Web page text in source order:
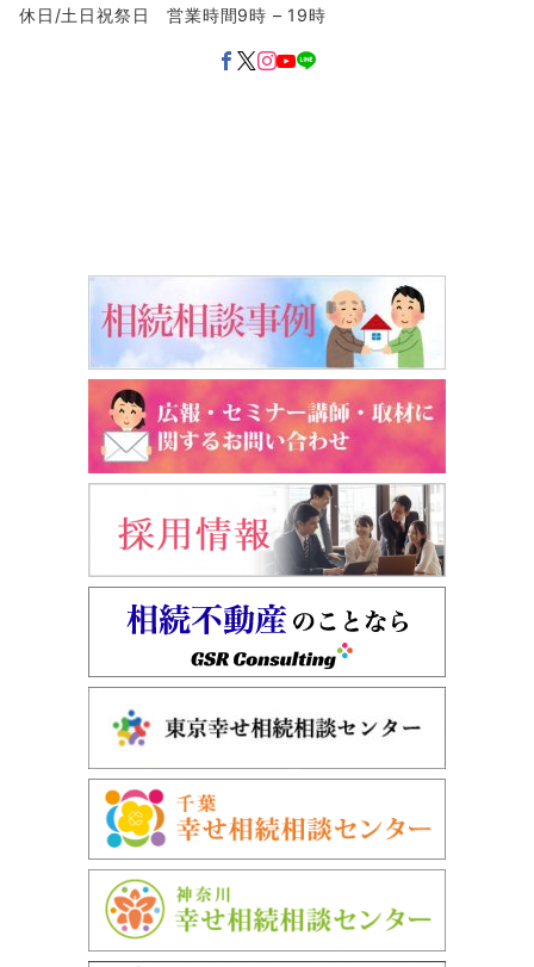
休日/土日祝祭日 営業時間9時 – 19時